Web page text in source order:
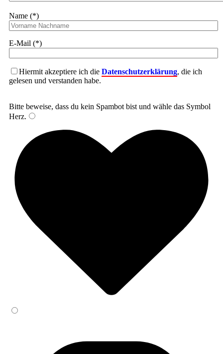
Name (*)
E-Mail (*)
Hiermit akzeptiere ich die Datenschutzerklärung, die ich
gelesen und verstanden habe.
Bitte beweise, dass du kein Spambot bist und wähle das Symbol
Herz.